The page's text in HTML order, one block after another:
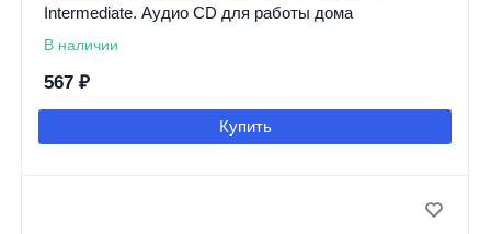
Intermediate. Аудио CD для работы дома
В наличии
567 ₽
Купить